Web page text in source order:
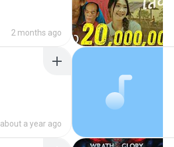
2 months ago
about a year ago